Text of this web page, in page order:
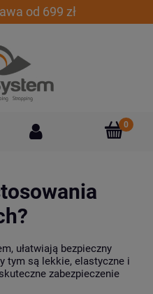
od 699 zł
ułatwiają bezpieczny
tym są lekkie, elastyczne i
zabezpieczenie